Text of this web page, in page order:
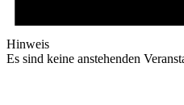
Hinweis
Es sind keine anstehenden